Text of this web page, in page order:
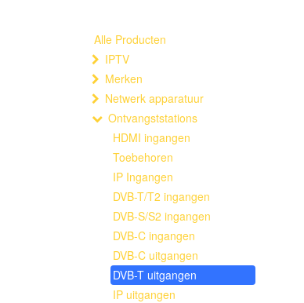
Alle Producten
IPTV
Merken
Netwerk apparatuur
Ontvangststations
HDMI ingangen
Toebehoren
IP Ingangen
DVB-T/T2 ingangen
DVB-S/S2 ingangen
DVB-C ingangen
DVB-C uitgangen
DVB-T uitgangen
IP uitgangen